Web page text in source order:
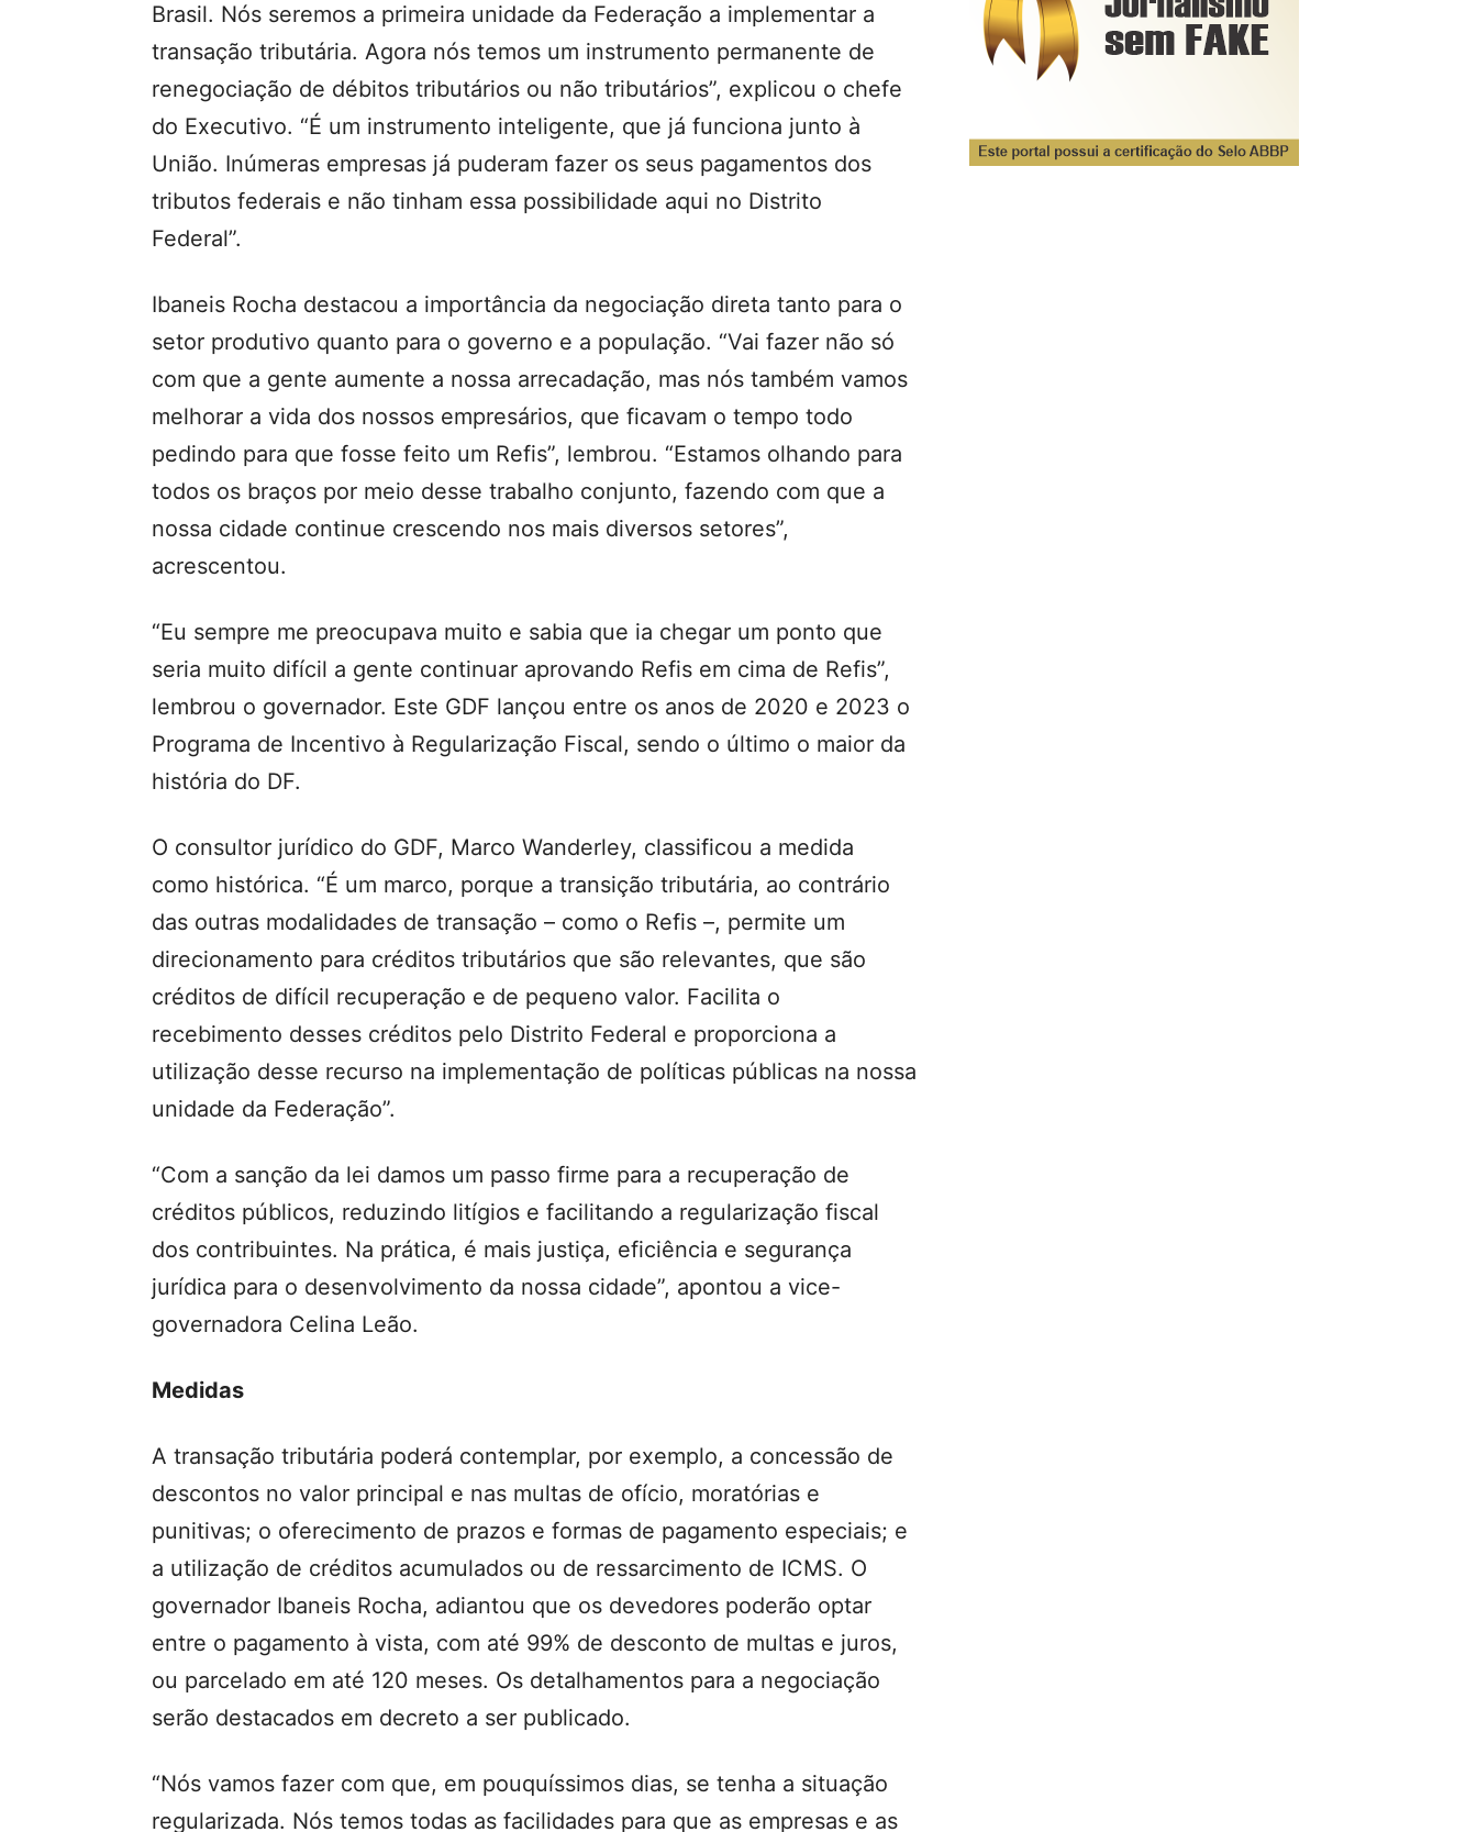
Brasil. Nós seremos a primeira unidade da Federação a implementar a
transação tributária. Agora nós temos um instrumento permanente de
renegociação de débitos tributários ou não tributários”, explicou o chefe
do Executivo. “É um instrumento inteligente, que já funciona junto à
União. Inúmeras empresas já puderam fazer os seus pagamentos dos
tributos federais e não tinham essa possibilidade aqui no Distrito
Federal”.
Ibaneis Rocha destacou a importância da negociação direta tanto para o
setor produtivo quanto para o governo e a população. “Vai fazer não só
com que a gente aumente a nossa arrecadação, mas nós também vamos
melhorar a vida dos nossos empresários, que ficavam o tempo todo
pedindo para que fosse feito um Refis”, lembrou. “Estamos olhando para
todos os braços por meio desse trabalho conjunto, fazendo com que a
nossa cidade continue crescendo nos mais diversos setores”,
acrescentou.
“Eu sempre me preocupava muito e sabia que ia chegar um ponto que
seria muito difícil a gente continuar aprovando Refis em cima de Refis”,
lembrou o governador. Este GDF lançou entre os anos de 2020 e 2023 o
Programa de Incentivo à Regularização Fiscal, sendo o último o maior da
história do DF.
O consultor jurídico do GDF, Marco Wanderley, classificou a medida
como histórica. “É um marco, porque a transição tributária, ao contrário
das outras modalidades de transação – como o Refis –, permite um
direcionamento para créditos tributários que são relevantes, que são
créditos de difícil recuperação e de pequeno valor. Facilita o
recebimento desses créditos pelo Distrito Federal e proporciona a
utilização desse recurso na implementação de políticas públicas na nossa
unidade da Federação”.
“Com a sanção da lei damos um passo firme para a recuperação de
créditos públicos, reduzindo litígios e facilitando a regularização fiscal
dos contribuintes. Na prática, é mais justiça, eficiência e segurança
jurídica para o desenvolvimento da nossa cidade”, apontou a vice-
governadora Celina Leão.
Medidas
A transação tributária poderá contemplar, por exemplo, a concessão de
descontos no valor principal e nas multas de ofício, moratórias e
punitivas; o oferecimento de prazos e formas de pagamento especiais; e
a utilização de créditos acumulados ou de ressarcimento de ICMS. O
governador Ibaneis Rocha, adiantou que os devedores poderão optar
entre o pagamento à vista, com até 99% de desconto de multas e juros,
ou parcelado em até 120 meses. Os detalhamentos para a negociação
serão destacados em decreto a ser publicado.
“Nós vamos fazer com que, em pouquíssimos dias, se tenha a situação
regularizada. Nós temos todas as facilidades para que as empresas e as